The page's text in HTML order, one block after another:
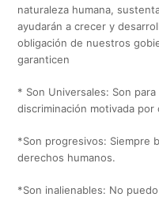
naturaleza humana,
ayudarán a crecer y
obligación de nuestros
garanticen
* Son Universales: Son
discriminación motivada por
*Son progresivos: Siempre
derechos humanos.
*Son inalienables: No